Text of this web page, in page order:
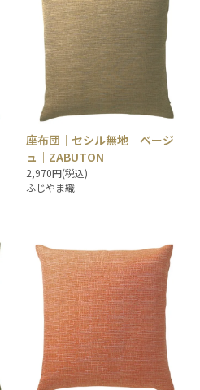
座布団｜セシル無地 ベージ
ュ｜ZABUTON
2,970円(税込)
ふじやま織